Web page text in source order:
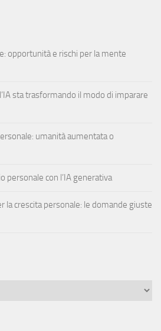
opportunità e rischi per la mente
sta trasformando il modo di imparare
umanità aumentata o
personale con l’IA generativa
la crescita personale: le domande giuste